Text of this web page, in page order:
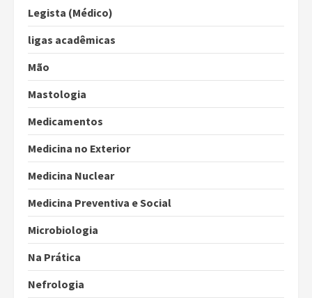
Legista (Médico)
ligas acadêmicas
Mão
Mastologia
Medicamentos
Medicina no Exterior
Medicina Nuclear
Medicina Preventiva e Social
Microbiologia
Na Prática
Nefrologia